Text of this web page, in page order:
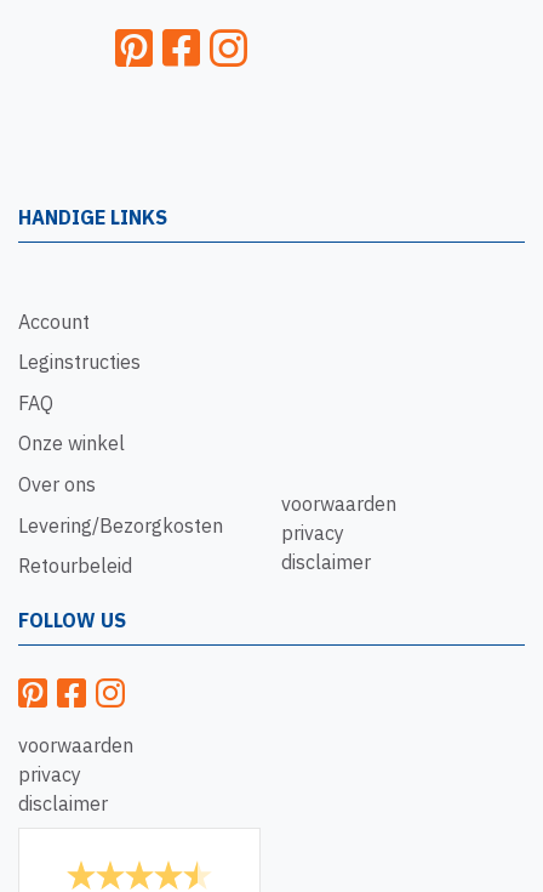
HANDIGE LINKS
Account
Leginstructies
FAQ
Onze winkel
Over ons
Levering/Bezorgkosten
Retourbeleid
voorwaarden
privacy
disclaimer
FOLLOW US
voorwaarden
privacy
disclaimer